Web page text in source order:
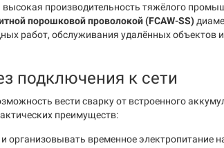
высокая производительность тяжёлого
порошковой проволокой (FCAW-SS)
работ, обслуживания удалённых объектов
подключения к сети
вести сварку от встроенного
преимуществ:
и организовывать временное электропитание